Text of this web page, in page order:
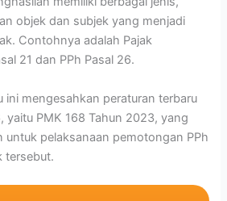
objek dan subjek yang menjadi
Contohnya adalah Pajak
21 dan PPh Pasal 26.
ini mengesahkan peraturan terbaru
yaitu PMK 168 Tahun 2023, yang
untuk pelaksanaan pemotongan PPh
tersebut.